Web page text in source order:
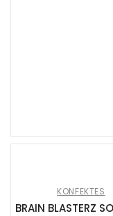
KONFEKTES